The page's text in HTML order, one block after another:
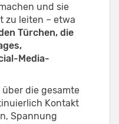
und sie
zu leiten – etwa
Türchen, die
Media-
die gesamte
Kontakt
Spannung